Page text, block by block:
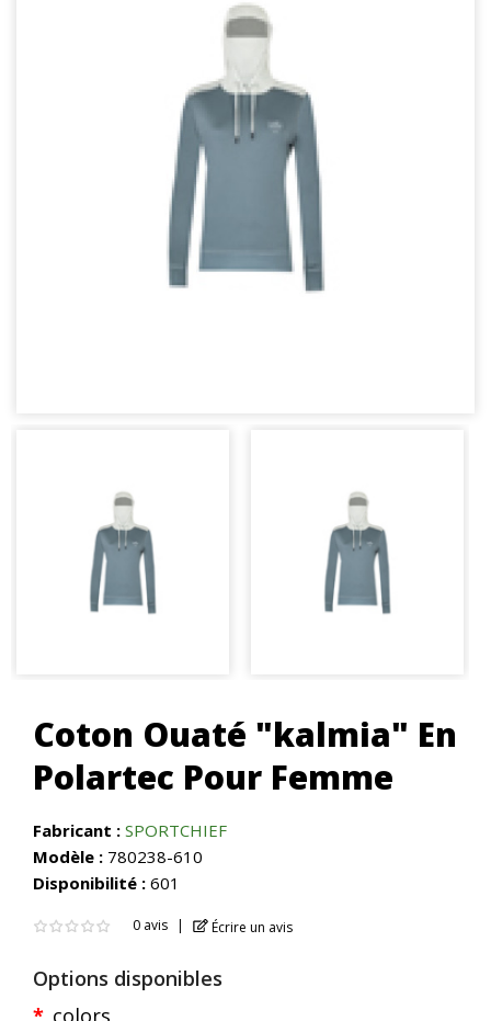
Coton Ouaté "kalmia" En
Polartec Pour Femme
Fabricant : SPORTCHIEF
Modèle : 780238-610
Disponibilité : 601
0 avis Écrire un avis
Options disponibles